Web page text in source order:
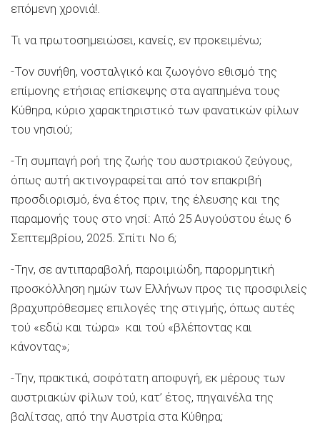
επόμενη χρονιά!.
Τι να πρωτοσημειώσει, κανείς, εν προκειμένω;
-Τον συνήθη, νοσταλγικό και ζωογόνο εθισμό της
επίμονης ετήσιας επίσκεψης στα αγαπημένα τους
Κύθηρα, κύριο χαρακτηριστικό των φανατικών φίλων
του νησιού;
-Τη συμπαγή ροή της ζωής του αυστριακού ζεύγους,
όπως αυτή ακτινογραφείται από τον επακριβή
προσδιορισμό, ένα έτος πριν, της έλευσης και της
παραμονής τους στο νησί: Από 25 Αυγούστου έως 6
Σεπτεμβρίου, 2025. Σπίτι Νο 6;
-Την, σε αντιπαραβολή, παροιμιώδη, παρορμητική
προσκόλληση ημών των Ελλήνων προς τις προσφιλείς
βραχυπρόθεσμες επιλογές της στιγμής, όπως αυτές
τού «εδώ και τώρα» και τού «βλέποντας και
κάνοντας»;
-Την, πρακτικά, σοφότατη αποφυγή, εκ μέρους των
αυστριακών φίλων τού, κατ’ έτος, πηγαινέλα της
βαλίτσας, από την Αυστρία στα Κύθηρα;